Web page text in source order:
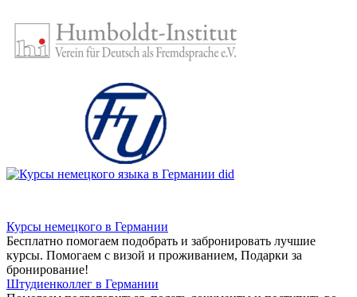
Курсы немецкого в Германии
Бесплатно помогаем подобрать и забронировать лучшие
курсы. Помогаем с визой и проживанием, Подарки за
бронирование!
Штудиенколлег в Германии